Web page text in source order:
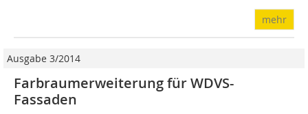
mehr
Ausgabe 3/2014
Farbraumerweiterung für WDVS-
Fassaden